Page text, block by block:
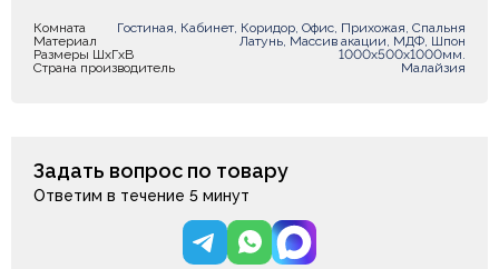
Комната
Гостиная, Кабинет, Коридор, Офис, Прихожая, Спальня
Материал
Латунь, Массив акации, МДФ, Шпон
Размеры ШxГxВ
1000х500х1000мм.
Страна производитель
Малайзия
Задать вопрос по товару
Ответим в течение 5 минут